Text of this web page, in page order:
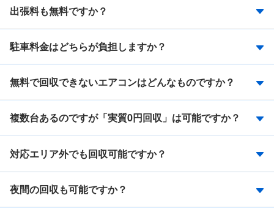
出張料も無料ですか？
駐車料金はどちらが負担しますか？
無料で回収できないエアコンはどんなものですか？
複数台あるのですが「実質0円回収」は可能ですか？
対応エリア外でも回収可能ですか？
夜間の回収も可能ですか？